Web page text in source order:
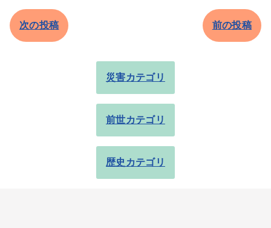
次の投稿 前の投稿
災害カテゴリ
前世カテゴリ
歴史カテゴリ